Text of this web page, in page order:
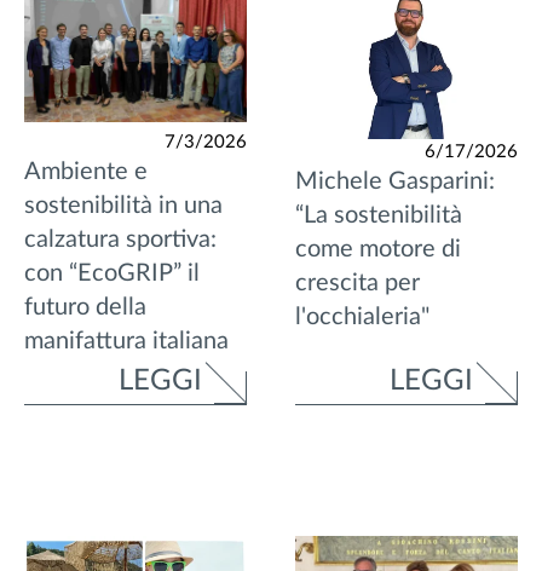
7/3/2026
Ambiente e
sostenibilità in una
calzatura sportiva:
con “EcoGRIP” il
futuro della
manifattura italiana
LEGGI
6/17/2026
Michele Gasparini:
“La sostenibilità
come motore di
crescita per
l'occhialeria"
LEGGI